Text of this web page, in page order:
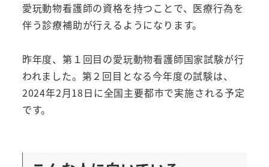
愛玩動物看護師の資格を持つことで、医療行為を
伴う診療補助が行えるようになります。
昨年度、第１回目の愛玩動物看護師国家試験が行
われました。第２回目となる今年度の試験は、
2024年2月18日に全国主要都市で実施される予定
です。